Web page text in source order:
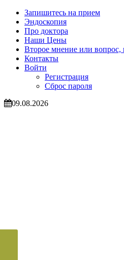
Запишитесь на прием
Эндоскопия
Про доктора
Наши Цены
Второе мнение или вопрос,
Контакты
Войти
Регистрация
Сброс пароля
09.08.2026